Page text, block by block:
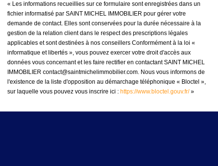
« Les informations recueillies sur ce formulaire sont enregistrées dans un
fichier informatisé par SAINT MICHEL IMMOBILIER pour gérer votre
demande de contact. Elles sont conservées pour la durée nécessaire à la
gestion de la relation client dans le respect des prescriptions légales
applicables et sont destinées à nos conseillers Conformément à la loi «
informatique et libertés », vous pouvez exercer votre droit d'accès aux
données vous concernant et les faire rectifier en contactant SAINT MICHEL
IMMOBILIER contact@saintmichelimmobilier.com. Nous vous informons de
l'existence de la liste d'opposition au démarchage téléphonique « Bloctel »,
sur laquelle vous pouvez vous inscrire ici : https://www.bloctel.gouv.fr/»